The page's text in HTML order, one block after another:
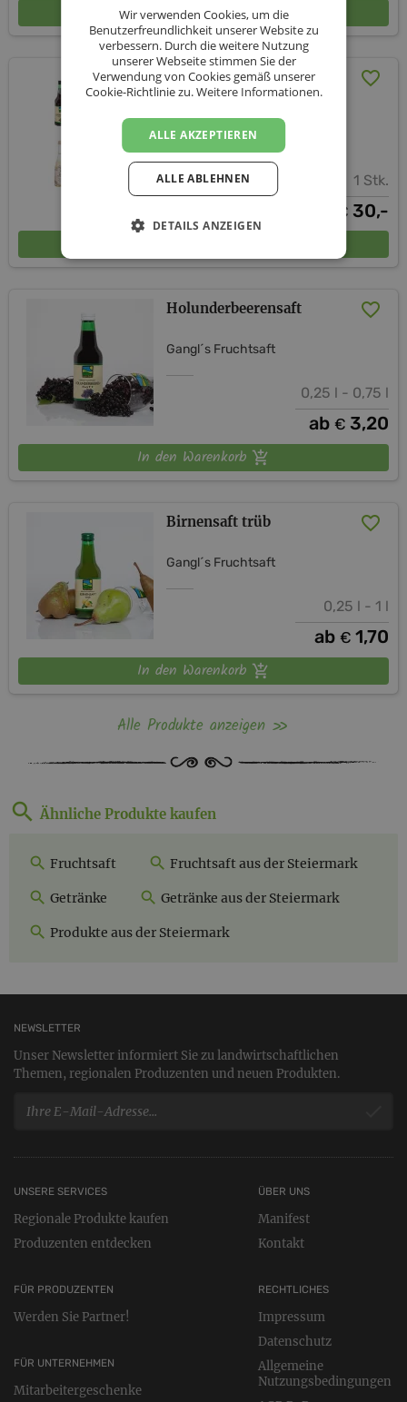
In den Warenkorb
Kleines Saft-Set inkl.
Versand (AT)
Gangl´s Fruchtsaft
1 Stk.
€ 30,-
Holunderbeerensaft
Gangl´s Fruchtsaft
0,25 l - 0,75 l
ab € 3,20
In den Warenkorb
Birnensaft trüb
Gangl´s Fruchtsaft
0,25 l - 1 l
ab € 1,70
In den Warenkorb
Alle Produkte anzeigen
Ähnliche Produkte kaufen
Fruchtsaft Fruchtsaft aus der Steiermark
Getränke Getränke aus der Steiermark
Produkte aus der Steiermark
NEWSLETTER
Unser Newsletter informiert Sie zu landwirtschaftlichen
Themen, regionalen Produzenten und neuen Produkten.
UNSERE SERVICES
Regionale Produkte kaufen
Produzenten entdecken
FÜR PRODUZENTEN
Werden Sie Partner!
FÜR UNTERNEHMEN
Mitarbeitergeschenke
RECHTLICHES
Impressum
Datenschutz
Allgemeine
Nutzungsbedingungen
ÜBER UNS
Manifest
Kontakt
Wir verwenden Cookies, um die
Benutzerfreundlichkeit unserer Website zu
verbessern. Durch die weitere Nutzung
unserer Webseite stimmen Sie der
Verwendung von Cookies gemäß unserer
Cookie-Richtlinie zu.Weitere Informationen.
ALLE AKZEPTIEREN
ALLE ABLEHNEN
DETAILS ANZEIGEN